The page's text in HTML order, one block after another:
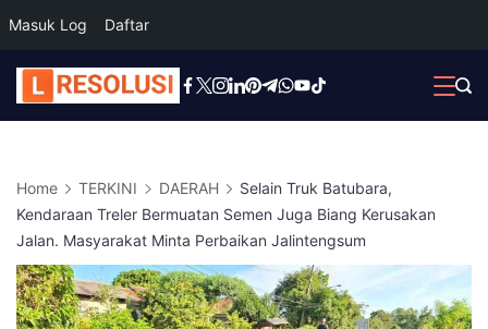
Masuk Log Daftar
Skip
to
Home TERKINI DAERAH
Selain Truk Batubara,
Kendaraan Treler Bermuatan Semen Juga Biang Kerusakan
Jalan. Masyarakat Minta Perbaikan Jalintengsum